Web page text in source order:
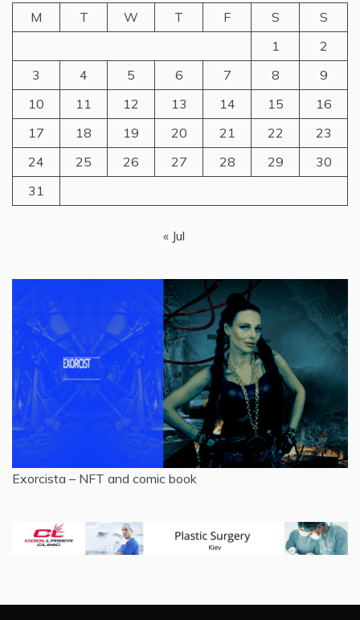
M
T W T F S
S
1
2
3
4 5 6 7 8
9
10
11 12 13 14 15
16
17
18 19 20 21 22
23
24
25 26 27 28 29
30
31
« Jul
Exorcista – NFT and comic book